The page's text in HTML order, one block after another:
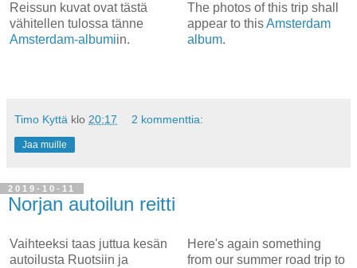
Reissun kuvat ovat tästä
vähitellen tulossa tänne
Amsterdam-albumiin.
The photos of this trip shall
appear to thisAmsterdam
album.
Timo Kyttä klo 20:17 2 kommenttia:
Jaa muille
2019-10-11
Norjan autoilun reitti
Vaihteeksi taas juttua kesän
autoilusta Ruotsiin ja
Here's again something
from our summer road trip to